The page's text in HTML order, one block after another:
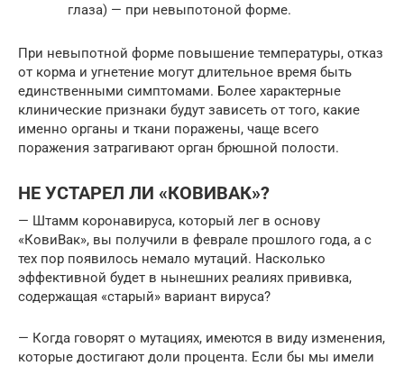
глаза) — при невыпотоной форме.
При невыпотной форме повышение температуры, отказ
от корма и угнетение могут длительное время быть
единственными симптомами. Более характерные
клинические признаки будут зависеть от того, какие
именно органы и ткани поражены, чаще всего
поражения затрагивают орган брюшной полости.
НЕ УСТАРЕЛ ЛИ «КОВИВАК»?
— Штамм коронавируса, который лег в основу
«КовиВак», вы получили в феврале прошлого года, а с
тех пор появилось немало мутаций. Насколько
эффективной будет в нынешних реалиях прививка,
содержащая «старый» вариант вируса?
— Когда говорят о мутациях, имеются в виду изменения,
которые достигают доли процента. Если бы мы имели